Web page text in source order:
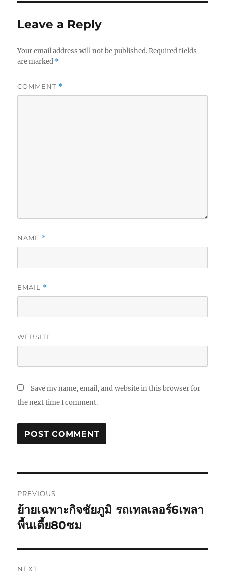
Leave a Reply
Your email address will not be published. Required fields
are marked *
COMMENT *
NAME *
EMAIL *
WEBSITE
Save my name, email, and website in this browser for
the next time I comment.
navigation
PREVIOUS
Previous
post:
ย้ายเฉพาะกิจชัยภูมิ รถเทลเลอร์6เพลา
พื้นเตี้ย80ซม
NEXT